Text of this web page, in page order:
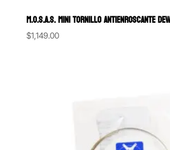
M.O.S.A.S. MINI TORNILLO ANTIENROSCANTE
$1,149.00